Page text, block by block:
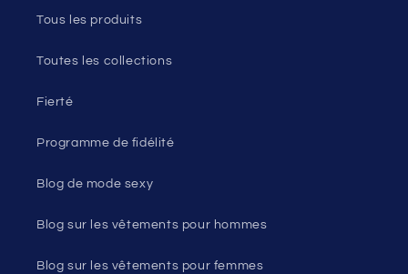
Tous les produits
Toutes les collections
Fierté
Programme de fidélité
Blog de mode sexy
Blog sur les vêtements pour hommes
Blog sur les vêtements pour femmes